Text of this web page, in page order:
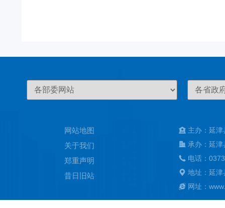
网站地图
关于我们
郑重声明
昔日旧站
主办：延
承办：延
电话：
地址：延
网址：